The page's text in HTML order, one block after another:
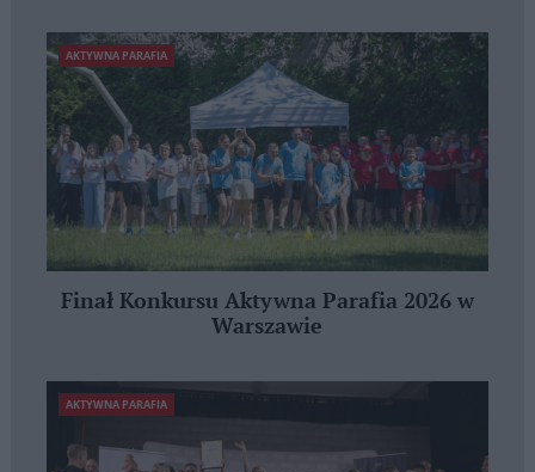
AKTYWNA PARAFIA
Finał Konkursu Aktywna Parafia 2026 w
Warszawie
AKTYWNA PARAFIA